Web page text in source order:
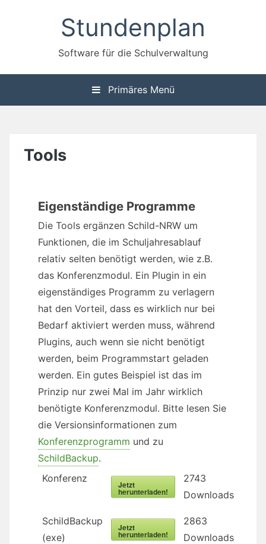
Stundenplan
Software für die Schulverwaltung
Primäres Menü
Tools
Eigenständige Programme
Die Tools ergänzen Schild-NRW um
Funktionen, die im Schuljahresablauf
relativ selten benötigt werden, wie z.B.
das Konferenzmodul. Ein Plugin in ein
eigenständiges Programm zu verlagern
hat den Vorteil, dass es wirklich nur bei
Bedarf aktiviert werden muss, während
Plugins, auch wenn sie nicht benötigt
werden, beim Programmstart geladen
werden. Ein gutes Beispiel ist das im
Prinzip nur zwei Mal im Jahr wirklich
benötigte Konferenzmodul. Bitte lesen Sie
die Versionsinformationen zum
Konferenzprogramm und zu
SchildBackup.
Konferenz
Jetzt
herunterladen!
2743
Downloads
SchildBackup
(exe)
Jetzt
herunterladen!
2863
Downloads